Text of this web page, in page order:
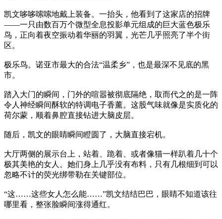
凯文哆哆嗦嗦地戴上装备。一抬头，他看到了这家店的招牌
——一只由数百万个微型全息投影单元组成的巨大蓝色极乐
鸟，正向着夜空振动着华丽的羽翼，光芒几乎照亮了半个街
区。
极乐鸟。诺亚市最大的合法“温柔乡”，也是最深不见底的黑
市。
踏入大门的瞬间，门外的喧嚣被彻底隔绝，取而代之的是一阵
令人神经瞬间酥软的特调电子香薰。这股气味就像是实质化的
荷尔蒙，顺着鼻腔直接钻进大脑皮层。
随后，凯文的眼睛瞬间瞪圆了，大脑直接宕机。
大厅两侧的展示台上，站着、跪着、或者像猫一样趴着几十个
极其美艳的女人。她们身上几乎没有布料，只有几根细到可以
忽略不计的荧光绑带勒在关键部位。
“这……这些女人怎么能……”凯文结结巴巴，眼睛不知道该往
哪里看，整张脸瞬间涨得通红。